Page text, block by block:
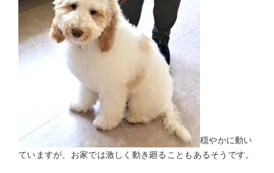
穏やかに動い
ていますが、お家では激しく動き廻ることもあるそうです。